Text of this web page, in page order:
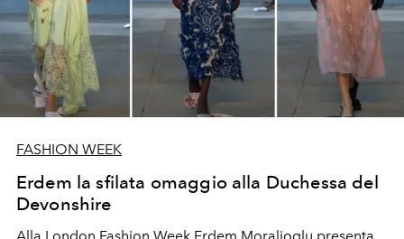
FASHION WEEK
Erdem la sfilata omaggio alla Duchessa del
Devonshire